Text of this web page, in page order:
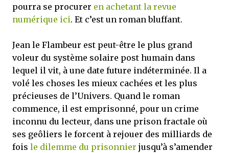
pourra se procurer en achetant la revue
numérique ici. Et c’est un roman bluffant.
Jean le Flambeur est peut-être le plus grand
voleur du système solaire post humain dans
lequel il vit, à une date future indéterminée. Il a
volé les choses les mieux cachées et les plus
précieuses de l’Univers. Quand le roman
commence, il est emprisonné, pour un crime
inconnu du lecteur, dans une prison fractale où
ses geôliers le forcent à rejouer des milliards de
fois le dilemme du prisonnier jusqu’à s’amender